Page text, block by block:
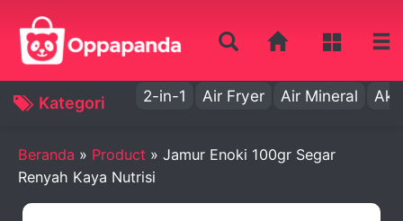
Kategori 2-in-1 Air Fryer Air Mineral Aki
Beranda » Product » Jamur Enoki 100gr Segar
Renyah Kaya Nutrisi